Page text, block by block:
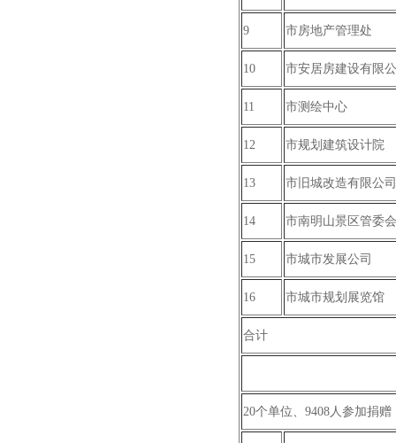
9 市房地产管理处
10 市安居房建设有限
11 市测绘中心
12 市规划建筑设计院
13 市旧城改造有限公司
14 市南明山景区管委会
15 市城市发展公司
16 市城市规划展览馆
合计
20个单位、9408人参加捐赠